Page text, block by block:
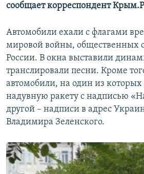
ПОБЕДИТЕЛЕЙ НЕ СУДЯТ?
КРЫМ.НЕПОКОРЕННЫЙ
ELIFBE
УКРАИНСКАЯ ПРОБЛЕМА КРЫМА
ПРИСОЕДИНЯЙТЕСЬ!
Все сайты RFE/RL
сообщает корреспондент
Автомобили ехали с флагами
мировой войны, общественных
России. В окна выставили
транслировали песни. Кроме
автомобили, на один из
надувную ракету с надписью
другой – надписи в адрес
Владимира Зеленского.